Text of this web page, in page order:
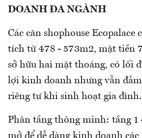
DOANH ĐA NGÀNH
Các căn shophouse Ecopalace
tích từ 478 - 573m2, mặt tiền
sở hữu hai mặt thoáng, có lối
lợi kinh doanh nhưng vẫn
riêng tư khi sinh hoạt gia đình.
Phân tầng thông minh: tầng 1